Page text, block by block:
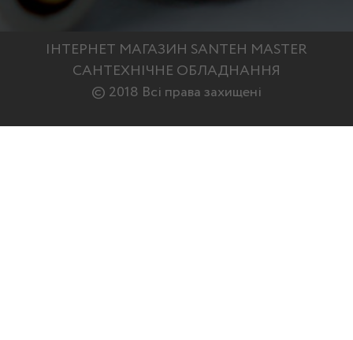
ІНТЕРНЕТ МАГАЗИН SANTEH MASTER
САНТЕХНІЧНЕ ОБЛАДНАННЯ
© 2018 Всі права захищені